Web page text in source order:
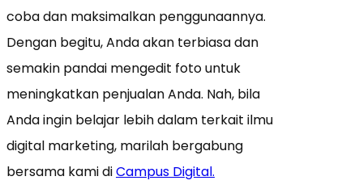
coba dan maksimalkan penggunaannya.
Dengan begitu, Anda akan terbiasa dan
semakin pandai mengedit foto untuk
meningkatkan penjualan Anda. Nah, bila
Anda ingin belajar lebih dalam terkait ilmu
digital marketing, marilah bergabung
bersama kami diCampus Digital.